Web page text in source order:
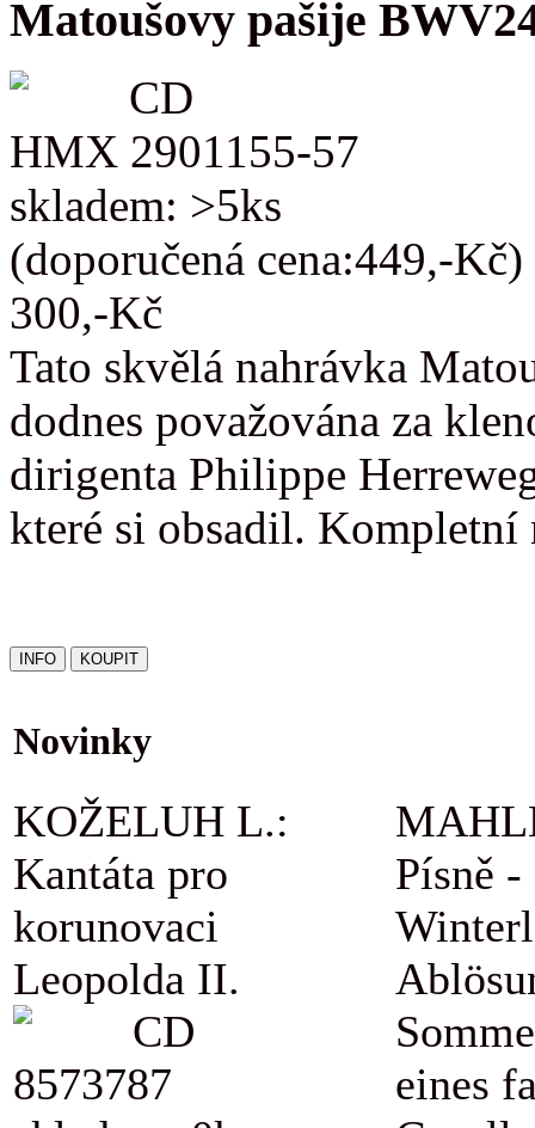
Matoušovy pašije
CD
HMX 2901155-57
skladem: >5ks
(doporučená cena:449,-Kč)
300,-Kč
Tato skvělá nahrávka
dodnes považována za
dirigenta Philippe
které si obsadil. Kompletní
Novinky
KOŽELUH L.:
Kantáta pro
korunovaci
Leopolda II.
CD
8573787
Písně
eines